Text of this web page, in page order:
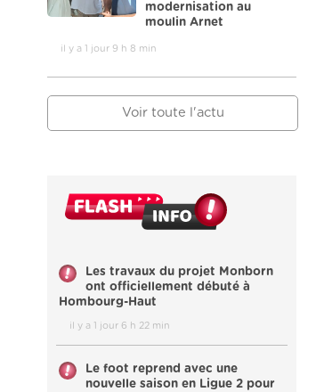
modernisation au
moulin Arnet
il y a 1 jour 9 h 8 min
Voir toute l'actu
Les travaux du projet Monborn
ont officiellement débuté à
Hombourg-Haut
il y a 1 jour 6 h 22 min
Le foot reprend avec une
nouvelle saison en Ligue 2 pour